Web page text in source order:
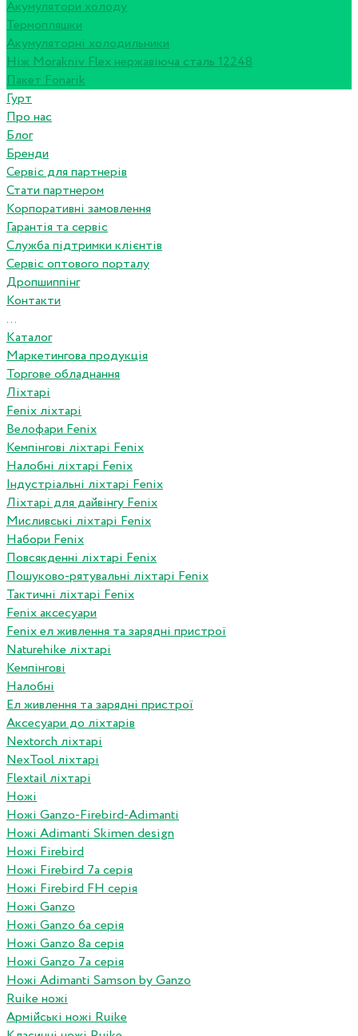
Акумулятори холоду
Термопляшки
Акумуляторні холодильники
Ніж Morakniv Flex нержавіюча сталь 12248
Пакет Fonarik
Гурт
Про нас
Блог
Бренди
Сервіс для партнерів
Стати партнером
Корпоративні замовлення
Гарантія та сервіс
Служба підтримки клієнтів
Сервіс оптового порталу
Дропшиппінг
Контакти
...
Каталог
Маркетингова продукція
Торгове обладнання
Ліхтарі
Fenix ліхтарі
Велофари Fenix
Кемпінгові ліхтарі Fenix
Налобні ліхтарі Fenix
Індустріальні ліхтарі Fenix
Ліхтарі для дайвінгу Fenix
Мисливські ліхтарі Fenix
Набори Fenix
Повсякденні ліхтарі Fenix
Пошуково-рятувальні ліхтарі Fenix
Тактичні ліхтарі Fenix
Fenix аксесуари
Fenix ел живлення та зарядні пристрої
Naturehike ліхтарі
Кемпінгові
Налобні
Ел живлення та зарядні пристрої
Аксесуари до ліхтарів
Nextorch ліхтарі
NexTool ліхтарі
Flextail ліхтарі
Ножі
Ножі Ganzo-Firebird-Adimanti
Ножі Adimanti Skimen design
Ножі Firebird
Ножі Firebird 7а серія
Ножі Firebird FH серія
Ножі Ganzo
Ножі Ganzo 6а серія
Ножі Ganzo 8а серія
Ножі Ganzo 7а серія
Ножі Adimanti Samson by Ganzo
Ruike ножі
Армійські ножі Ruike